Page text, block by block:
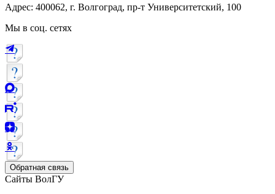
Адрес: 400062, г. Волгоград, пр-т Университетский, 100
Мы в соц. сетях
Обратная связь
Сайты ВолГУ